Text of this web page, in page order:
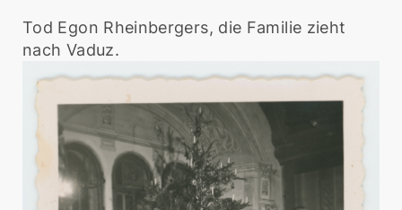
Tod Egon Rheinbergers, die Familie zieht
nach Vaduz.